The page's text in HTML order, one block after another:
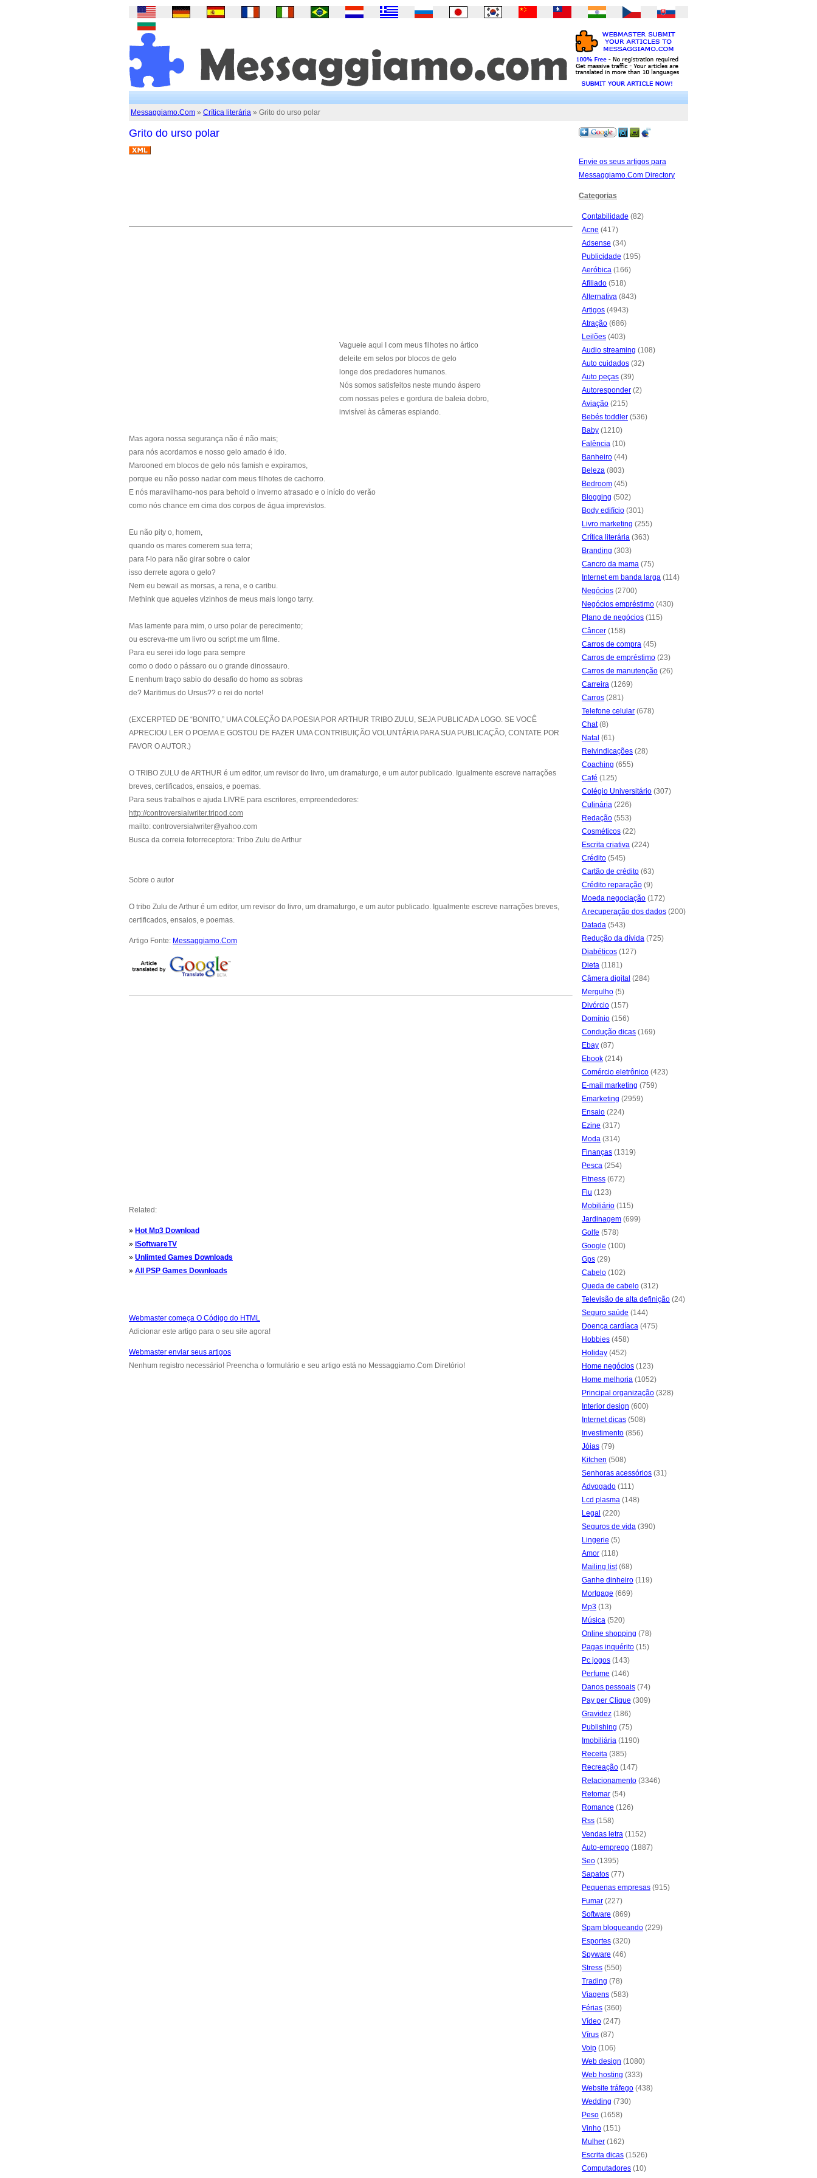
Messaggiamo.Com » Crítica literária » Grito do urso polar
Grito do urso polar
Vagueie aqui I com meus filhotes no ártico
deleite em selos por blocos de gelo
longe dos predadores humanos.
Nós somos satisfeitos neste mundo áspero
com nossas peles e gordura de baleia dobro,
invisível às câmeras espiando.
Mas agora nossa segurança não é não mais;
para nós acordamos e nosso gelo amado é ido.
Marooned em blocos de gelo nós famish e expiramos,
porque eu não posso nadar com meus filhotes de cachorro.
E nós maravilhamo-nos para behold o inverno atrasado e o início do verão
como nós chance em cima dos corpos de água imprevistos.
Eu não pity o, homem,
quando os mares comerem sua terra;
para f-lo para não girar sobre o calor
isso derrete agora o gelo?
Nem eu bewail as morsas, a rena, e o caribu.
Methink que aqueles vizinhos de meus mais longo tarry.
Mas lamente para mim, o urso polar de perecimento;
ou escreva-me um livro ou script me um filme.
Para eu serei ido logo para sempre
como o dodo o pássaro ou o grande dinossauro.
E nenhum traço sabio do desafio do homo as sobras
de? Maritimus do Ursus?? o rei do norte!
(EXCERPTED DE “BONITO,” UMA COLEÇÃO DA POESIA POR ARTHUR TRIBO ZULU, SEJA PUBLICADA LOGO. SE VOCÊ
APRECIOU LER O POEMA E GOSTOU DE FAZER UMA CONTRIBUIÇÃO VOLUNTÁRIA PARA SUA PUBLICAÇÃO, CONTATE POR
FAVOR O AUTOR.)
O TRIBO ZULU de ARTHUR é um editor, um revisor do livro, um dramaturgo, e um autor publicado. Igualmente escreve narrações
breves, certificados, ensaios, e poemas.
Para seus trabalhos e ajuda LIVRE para escritores, empreendedores:
http://controversialwriter.tripod.com
mailto: controversialwriter@yahoo.com
Busca da correia fotorreceptora: Tribo Zulu de Arthur
Sobre o autor
O tribo Zulu de Arthur é um editor, um revisor do livro, um dramaturgo, e um autor publicado. Igualmente escreve narrações breves,
certificados, ensaios, e poemas.
Artigo Fonte: Messaggiamo.Com
Related:
» Hot Mp3 Download
» iSoftwareTV
» Unlimted Games Downloads
» All PSP Games Downloads
Webmaster começa O Código do HTML
Adicionar este artigo para o seu site agora!
Webmaster enviar seus artigos
Nenhum registro necessário! Preencha o formulário e seu artigo está no Messaggiamo.Com Diretório!
Envie os seus artigos para
Messaggiamo.Com Directory
Categorias
Contabilidade (82)
Acne (417)
Adsense (34)
Publicidade (195)
Aeróbica (166)
Afiliado (518)
Alternativa (843)
Artigos (4943)
Atração (686)
Leilões (403)
Audio streaming (108)
Auto cuidados (32)
Auto peças (39)
Autoresponder (2)
Aviação (215)
Bebés toddler (536)
Baby (1210)
Falência (10)
Banheiro (44)
Beleza (803)
Bedroom (45)
Blogging (502)
Body edifício (301)
Livro marketing (255)
Crítica literária (363)
Branding (303)
Cancro da mama (75)
Internet em banda larga (114)
Negócios (2700)
Negócios empréstimo (430)
Plano de negócios (115)
Câncer (158)
Carros de compra (45)
Carros de empréstimo (23)
Carros de manutenção (26)
Carreira (1269)
Carros (281)
Telefone celular (678)
Chat(8)
Natal (61)
Reivindicações (28)
Coaching (655)
Café (125)
Colégio Universitário (307)
Culinária (226)
Redação (553)
Cosméticos (22)
Escrita criativa (224)
Crédito (545)
Cartão de crédito (63)
Crédito reparação (9)
Moeda negociação (172)
A recuperação dos dados (200)
Datada (543)
Redução da dívida (725)
Diabéticos (127)
Dieta (1181)
Câmera digital (284)
Mergulho (5)
Divórcio (157)
Domínio (156)
Condução dicas (169)
Ebay (87)
Ebook (214)
Comércio eletrônico (423)
E-mail marketing (759)
Emarketing (2959)
Ensaio (224)
Ezine (317)
Moda (314)
Finanças (1319)
Pesca (254)
Fitness (672)
Flu (123)
Mobiliário (115)
Jardinagem (699)
Golfe (578)
Google (100)
Gps (29)
Cabelo (102)
Queda de cabelo (312)
Televisão de alta definição (24)
Seguro saúde (144)
Doença cardíaca (475)
Hobbies (458)
Holiday (452)
Home negócios (123)
Home melhoria (1052)
Principal organização (328)
Interior design (600)
Internet dicas (508)
Investimento (856)
Jóias (79)
Kitchen (508)
Senhoras acessórios (31)
Advogado (111)
Lcd plasma (148)
Legal (220)
Seguros de vida (390)
Lingerie (5)
Amor (118)
Mailing list(68)
Ganhe dinheiro (119)
Mortgage (669)
Mp3 (13)
Música (520)
Online shopping (78)
Pagas inquérito (15)
Pc jogos (143)
Perfume (146)
Danos pessoais (74)
Pay per Clique (309)
Gravidez (186)
Publishing (75)
Imobiliária (1190)
Receita (385)
Recreação (147)
Relacionamento (3346)
Retomar (54)
Romance (126)
Rss (158)
Vendas letra (1152)
Auto-emprego (1887)
Seo (1395)
Sapatos (77)
Pequenas empresas (915)
Fumar (227)
Software (869)
Spam bloqueando (229)
Esportes (320)
Spyware (46)
Stress (550)
Trading (78)
Viagens (583)
Férias (360)
Vídeo (247)
Vírus (87)
Voip (106)
Web design (1080)
Web hosting (333)
Website tráfego (438)
Wedding (730)
Peso (1658)
Vinho (151)
Mulher (162)
Escrita dicas (1526)
Computadores (10)